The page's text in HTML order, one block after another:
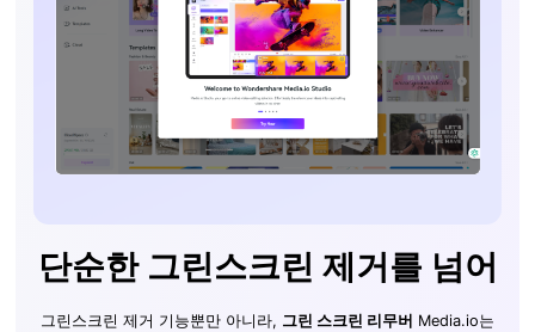
단순한 그린스크린 제거를 넘어
그린스크린 제거 기능뿐만 아니라, 그린 스크린 리무버 Media.io는